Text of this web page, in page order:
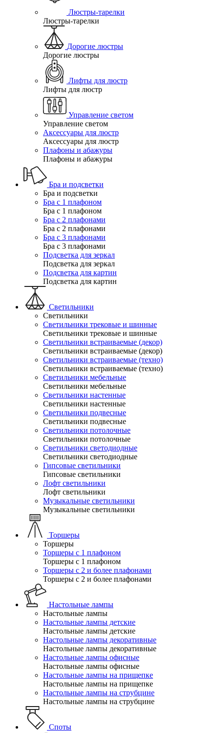
Люстры-тарелки
Люстры-тарелки
Дорогие люстры
Дорогие люстры
Лифты для люстр
Лифты для люстр
Управление светом
Управление светом
Аксессуары для люстр
Аксессуары для люстр
Плафоны и абажуры
Плафоны и абажуры
Бра и подсветки
Бра и подсветки
Бра с 1 плафоном
Бра с 1 плафоном
Бра с 2 плафонами
Бра с 2 плафонами
Бра с 3 плафонами
Бра с 3 плафонами
Подсветка для зеркал
Подсветка для зеркал
Подсветка для картин
Подсветка для картин
Светильники
Светильники
Светильники трековые и шинные
Светильники трековые и шинные
Светильники встраиваемые (декор)
Светильники встраиваемые (декор)
Светильники встраиваемые (техно)
Светильники встраиваемые (техно)
Светильники мебельные
Светильники мебельные
Светильники настенные
Светильники настенные
Светильники подвесные
Светильники подвесные
Светильники потолочные
Светильники потолочные
Светильники светодиодные
Светильники светодиодные
Гипсовые светильники
Гипсовые светильники
Лофт светильники
Лофт светильники
Музыкальные светильники
Музыкальные светильники
Торшеры
Торшеры
Торшеры с 1 плафоном
Торшеры с 1 плафоном
Торшеры с 2 и более плафонами
Торшеры с 2 и более плафонами
Настольные лампы
Настольные лампы
Настольные лампы детские
Настольные лампы детские
Настольные лампы декоративные
Настольные лампы декоративные
Настольные лампы офисные
Настольные лампы офисные
Настольные лампы на прищепке
Настольные лампы на прищепке
Настольные лампы на струбцине
Настольные лампы на струбцине
Споты